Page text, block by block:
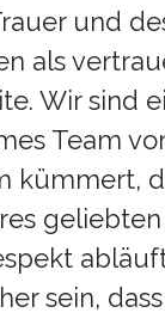
und
als
Wir sind
Team
kümmert,
sein,